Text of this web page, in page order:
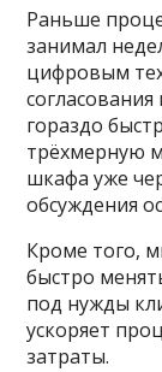
Раньше
занимал
цифровым
гораздо
трёхмерную
шкафа уже
обсуждения
Кроме того,
быстро
под нужды
ускоряет
затраты.